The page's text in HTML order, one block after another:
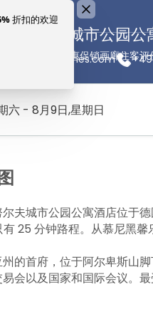
优惠促销画廊住客评
努尔夫城市公园公
munich@citadines.com
德国 慕尼黑馨乐庭阿努尔夫城市公
夫城市公园公寓酒店位于
25 分钟路程。从慕尼黑馨
的首府，位于阿尔卑斯山
会以及国家和国际会议。